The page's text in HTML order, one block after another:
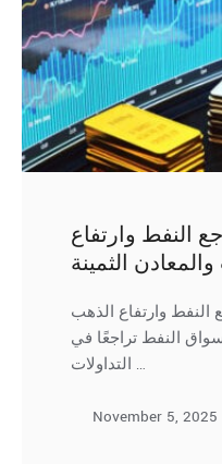
النفط وارتفاع
الثمينة
النفط وارتفاع الذهب
النفط تراجعًا في
التداولات …
November 5, 2025